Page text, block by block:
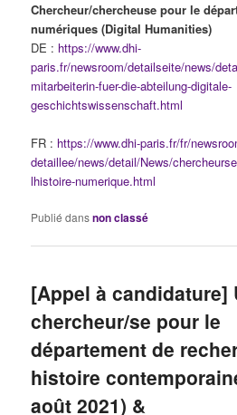
Chercheur/chercheuse pour le
numériques (Digital Humanities)
DE : https://www.dhi-
paris.fr/newsroom/detailseite/news/
mitarbeiterin-fuer-die-abteilung-digitale-
geschichtswissenschaft.html
FR : https://www.dhi-paris.fr/fr/
detaillee/news/detail/News/
lhistoire-numerique.html
Publié dansnon classé
[Appel à candidature]
chercheur/se pour le
département de
histoire
août 2021) &